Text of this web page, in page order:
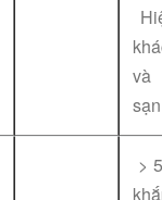
và
>